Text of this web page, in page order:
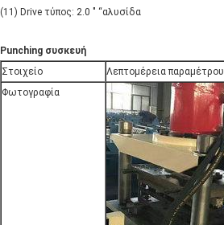
(11) Drive τύπος: 2.0 " “αλυσίδα
Punching συσκευή
Στοιχείο
Λεπτομέρεια παραμέτρου
Φωτογραφία